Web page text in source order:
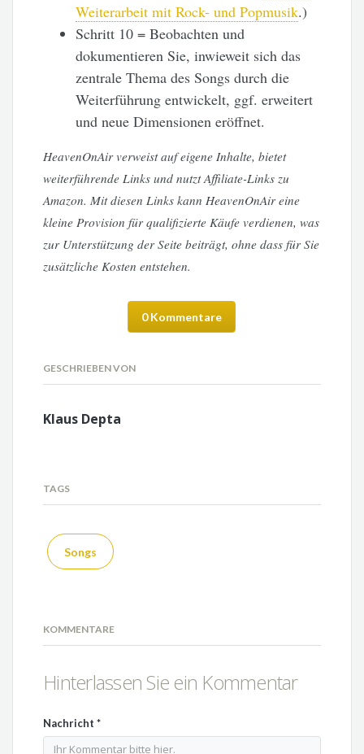
Weiterarbeit mit Rock- und Popmusik.)
Schritt 10 = Beobachten und
dokumentieren Sie, inwieweit sich das
zentrale Thema des Songs durch die
Weiterführung entwickelt, ggf. erweitert
und neue Dimensionen eröffnet.
HeavenOnAir verweist auf eigene Inhalte, bietet
weiterführende Links und nutzt Affiliate-Links zu
Amazon. Mit diesen Links kann HeavenOnAir eine
kleine Provision für qualifizierte Käufe verdienen, was
zur Unterstützung der Seite beiträgt, ohne dass für Sie
zusätzliche Kosten entstehen.
0 Kommentare
GESCHRIEBEN VON
Klaus Depta
TAGS
Songs
KOMMENTARE
Hinterlassen Sie ein Kommentar
Nachricht*